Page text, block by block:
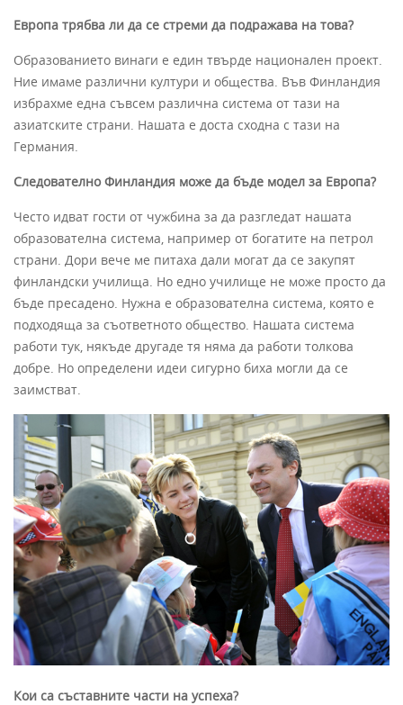
Европа трябва ли да се стреми да подражава на това?
Образованието винаги е един твърде национален проект.
Ние имаме различни култури и общества. Във Финландия
избрахме една съвсем различна система от тази на
азиатските страни. Нашата е доста сходна с тази на
Германия.
Следователно Финландия може да бъде модел за Европа?
Често идват гости от чужбина за да разгледат нашата
образователна система, например от богатите на петрол
страни. Дори вече ме питаха дали могат да се закупят
финландски училища. Но едно училище не може просто да
бъде пресадено. Нужна е образователна система, която е
подходяща за съответното общество. Нашата система
работи тук, някъде другаде тя няма да работи толкова
добре. Но определени идеи сигурно биха могли да се
заимстват.
Кои са съставните части на успеха?